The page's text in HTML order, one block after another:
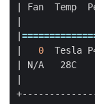
Fan  Temp
0
Tesla
N/A   28C